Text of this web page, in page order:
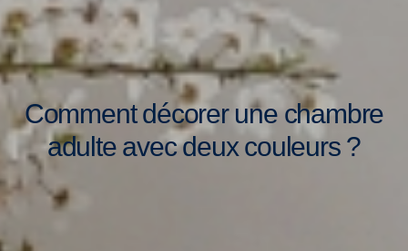
Comment décorer une chambre
adulte avec deux couleurs ?